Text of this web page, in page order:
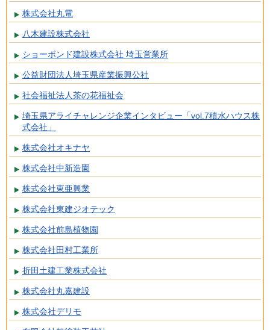
株式会社丸電
八木建設株式会社
ショーボンド建設株式会社 埼玉営業所
公益財団法人埼玉県産業振興公社
社会福祉法人茶の花福祉会
埼玉県アライチャレンジ企業インタビュー「vol.7積水ハウス株
式会社」
株式会社オキナヤ
株式会社中新造園
株式会社東亜興業
株式会社東建ジオテック
株式会社前島植物園
株式会社田村工業所
折田土建工業株式会社
株式会社丸嘉建設
株式会社デリモ